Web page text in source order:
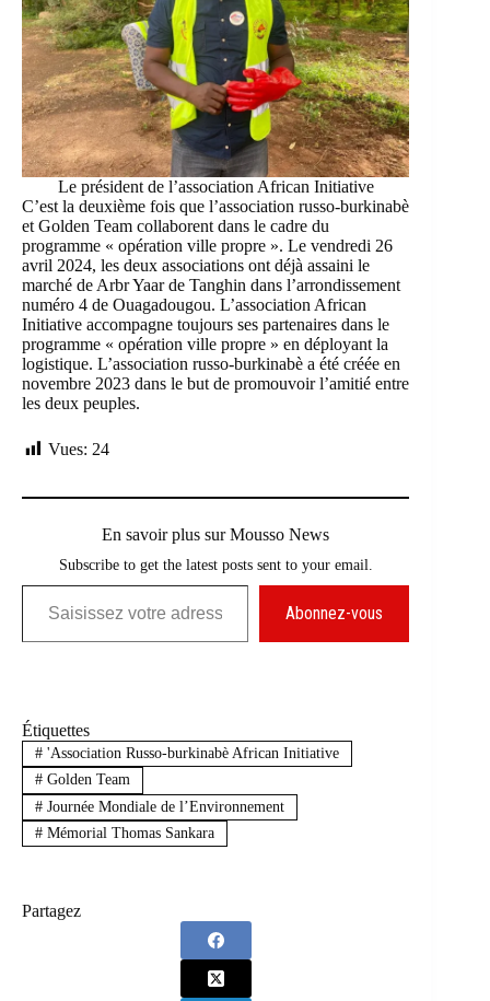
Le président de l’association African Initiative
C’est la deuxième fois que l’association russo-burkinabè
et Golden Team collaborent dans le cadre du
programme « opération ville propre ». Le vendredi 26
avril 2024, les deux associations ont déjà assaini le
marché de Arbr Yaar de Tanghin dans l’arrondissement
numéro 4 de Ouagadougou. L’association African
Initiative accompagne toujours ses partenaires dans le
programme « opération ville propre » en déployant la
logistique. L’association russo-burkinabè a été créée en
novembre 2023 dans le but de promouvoir l’amitié entre
les deux peuples.
Vues: 24
En savoir plus sur Mousso News
Subscribe to get the latest posts sent to your email.
Saisissez votre adresse e-mail…
Abonnez-vous
Étiquettes
#'Association Russo-burkinabè African Initiative
#Golden Team
#Journée Mondiale de l’Environnement
#Mémorial Thomas Sankara
Partagez